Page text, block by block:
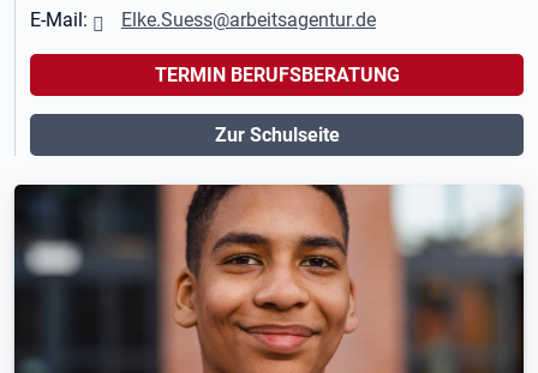
E-Mail: Elke.Suess@arbeitsagentur.de
TERMIN BERUFSBERATUNG
Zur Schulseite